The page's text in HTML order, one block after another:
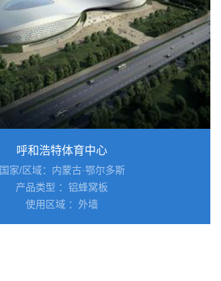
呼和浩特体育中心
国家/区域：内蒙古·鄂尔多斯
产品类型 ：铝蜂窝板
使用区域 ：外墙